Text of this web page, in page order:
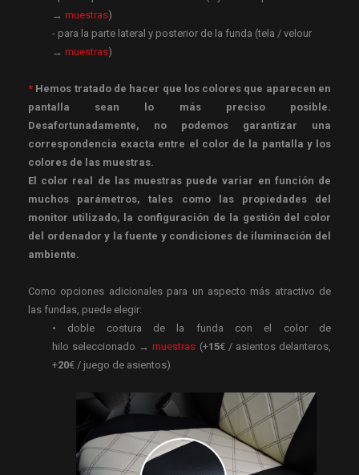
→ muestras)
- para la parte lateral y posterior de la funda (tela / velour
→ muestras)
* Hemos tratado de hacer que los colores que aparecen en
pantalla sean lo más preciso posible.
Desafortunadamente, no podemos garantizar una
correspondencia exacta entre el color de la pantalla y los
colores de las muestras.
El color real de las muestras puede variar en función de
muchos parámetros, tales como las propiedades del
monitor utilizado, la configuración de la gestión del color
del ordenador y la fuente y condiciones de iluminación del
ambiente.
Como opciones adicionales para un aspecto más atractivo de
las fundas, puede elegir:
• doble costura de la funda con el color de
hilo seleccionado →muestras (+15€ / asientos delanteros,
+20€ / juego de asientos)